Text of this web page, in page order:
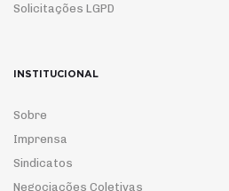
Solicitações LGPD
INSTITUCIONAL
Sobre
Imprensa
Sindicatos
Negociações Coletivas